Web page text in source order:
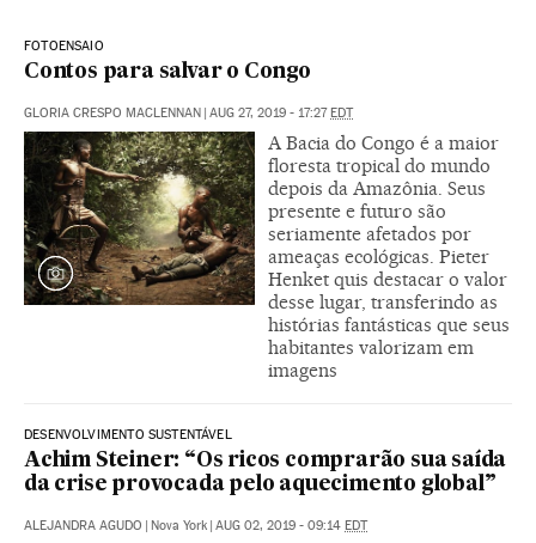
FOTOENSAIO
Contos para salvar o Congo
GLORIA CRESPO MACLENNAN | AUG 27, 2019 - 17:27EDT
A Bacia do Congo é a maior
floresta tropical do mundo
depois da Amazônia. Seus
presente e futuro são
seriamente afetados por
ameaças ecológicas. Pieter
Henket quis destacar o valor
desse lugar, transferindo as
histórias fantásticas que seus
habitantes valorizam em
imagens
DESENVOLVIMENTO SUSTENTÁVEL
Achim Steiner: “Os ricos comprarão sua saída
da crise provocada pelo aquecimento global”
ALEJANDRA AGUDO | Nova York | AUG 02, 2019 - 09:14 EDT